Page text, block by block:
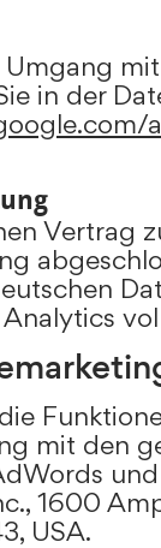
in der
Vertrag
mit den
1600
USA.